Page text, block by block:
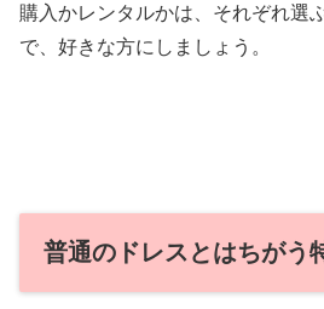
購入かレンタルかは、それぞれ選
で、好きな方にしましょう。
普通のドレスとはちがう